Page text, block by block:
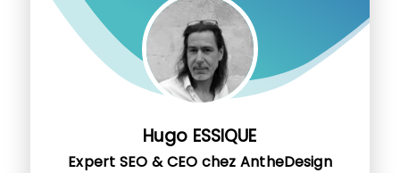
Hugo ESSIQUE
Expert SEO & CEO chez AntheDesign